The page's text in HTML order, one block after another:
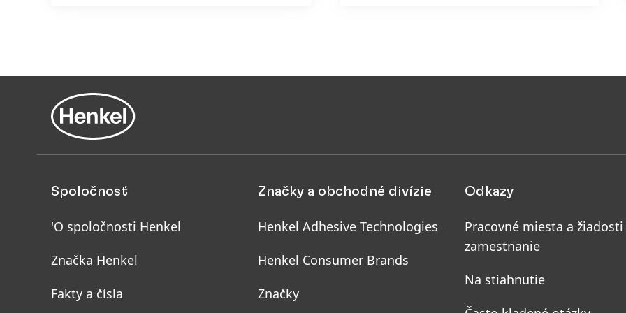
Spoločnosť
'O spoločnosti Henkel
Značka Henkel
Fakty a čísla
Značky a obchodné divízie
Henkel Adhesive Technologies
Henkel Consumer Brands
Značky
Odkazy
Pracovné miesta a žiadosti
zamestnanie
Na stiahnutie